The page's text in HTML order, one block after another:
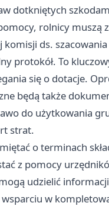
dotkniętych
rolnicy muszą
komisji ds.
protokół. To
się o dotacje.
będą także
do użytkowania
strat.
o terminach
z pomocy
udzielić
w